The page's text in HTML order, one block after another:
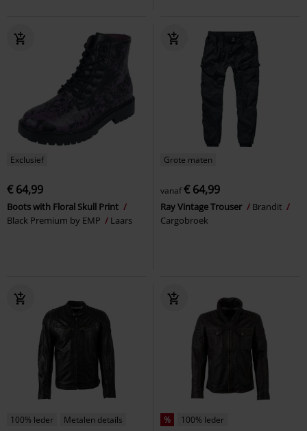
Exclusief
€ 64,99
Boots with Floral Skull Print
Black Premium by EMP
Laars
Grote maten
vanaf€ 64,99
Ray Vintage Trouser
Brandit
Cargobroek
100% leder Metalen details % 100% leder